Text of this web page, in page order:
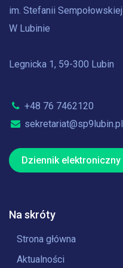
im. Stefanii Sempołowskiej
W Lubinie
Legnicka 1, 59-300 Lubin
+48 76 7462120
sekretariat@sp9lubin.pl
Dziennik elektroniczny
Na skróty
Strona główna
Aktualności